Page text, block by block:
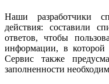
Наши разработчики
действия: составили
ответов, чтобы
информации, в которой
Сервис также
заполненности